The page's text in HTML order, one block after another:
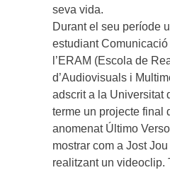
seva vida.
Durant el seu període
estudiant
l’ERAM (Escola de
d’Audiovisuals i
adscrit a la Universitat
terme un projecte final
anomenat Último
mostrar com a Jost
realitzant un videoclip.